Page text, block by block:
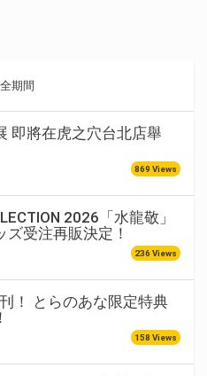
全期間
即將在虎之穴台北店舉
869 Views
2026「水龍敬」
ズ受注再販決定！
236 Views
！ とらのあな限定特典
158 Views